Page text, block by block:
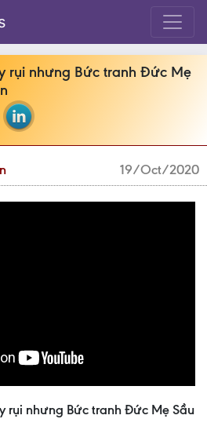
rụi nhưng Bức tranh Đức Mẹ
19/Oct/2020
rụi nhưng Bức tranh Đức Mẹ Sầu